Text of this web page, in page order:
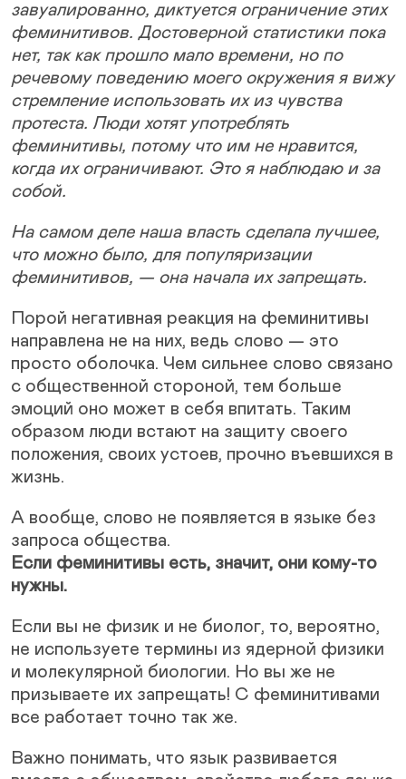
завуалированно, диктуется ограничение этих
феминитивов. Достоверной статистики пока
нет, так как прошло мало времени, но по
речевому поведению моего окружения я вижу
стремление использовать их из чувства
протеста. Люди хотят употреблять
феминитивы, потому что им не нравится,
когда их ограничивают. Это я наблюдаю и за
собой.
На самом деле наша власть сделала лучшее,
что можно было, для популяризации
феминитивов, — она начала их запрещать.
Порой негативная реакция на феминитивы
направлена не на них, ведь слово — это
просто оболочка. Чем сильнее слово связано
с общественной стороной, тем больше
эмоций оно может в себя впитать. Таким
образом люди встают на защиту своего
положения, своих устоев, прочно въевшихся в
жизнь.
А вообще, слово не появляется в языке без
запроса общества.
Если феминитивы есть, значит, они кому-то
нужны.
Если вы не физик и не биолог, то, вероятно,
не используете термины из ядерной физики
и молекулярной биологии. Но вы же не
призываете их запрещать! С феминитивами
все работает точно так же.
Важно понимать, что язык развивается